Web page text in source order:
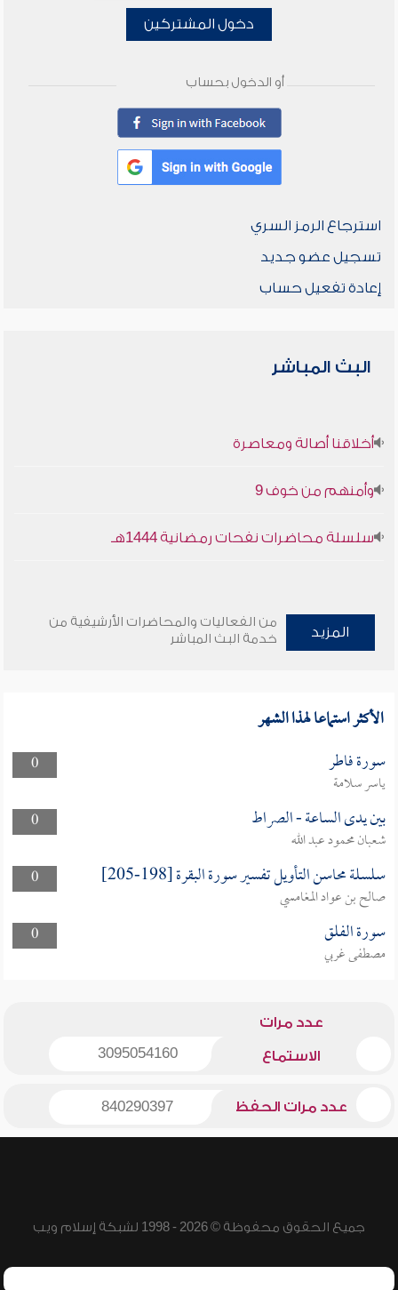
دخول المشتركين
أو الدخول بحساب
استرجاع الرمز السري
تسجيل عضو جديد
إعادة تفعيل حساب
البث المباشر
أخلاقنا أصالة ومعاصرة
وأمنهم من خوف 9
سلسلة محاضرات نفحات رمضانية 1444هـ
المزيد
من الفعاليات والمحاضرات الأرشيفية من
خدمة البث المباشر
الأكثر استماعا لهذا الشهر
0 سورة فاطر
ياسر سلامة
0
بين يدى الساعة - الصراط
شعبان محمود عبد الله
0
سلسلة محاسن التأويل تفسير سورة البقرة [198-205]
صالح بن عواد المغامسي
0
سورة الفلق
مصطفى غربي
عدد مرات
الاستماع 3095054160
عدد مرات الحفظ 840290397
جميع الحقوق محفوظة © 2026 - 1998 لشبكة إسلام ويب